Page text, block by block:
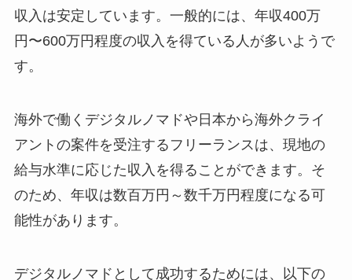
収入は安定しています。一般的には、年収400万
円〜600万円程度の収入を得ている人が多いようで
す。
海外で働くデジタルノマドや日本から海外クライ
アントの案件を受注するフリーランスは、現地の
給与水準に応じた収入を得ることができます。そ
のため、年収は数百万円～数千万円程度になる可
能性があります。
デジタルノマドとして成功するためには、以下の